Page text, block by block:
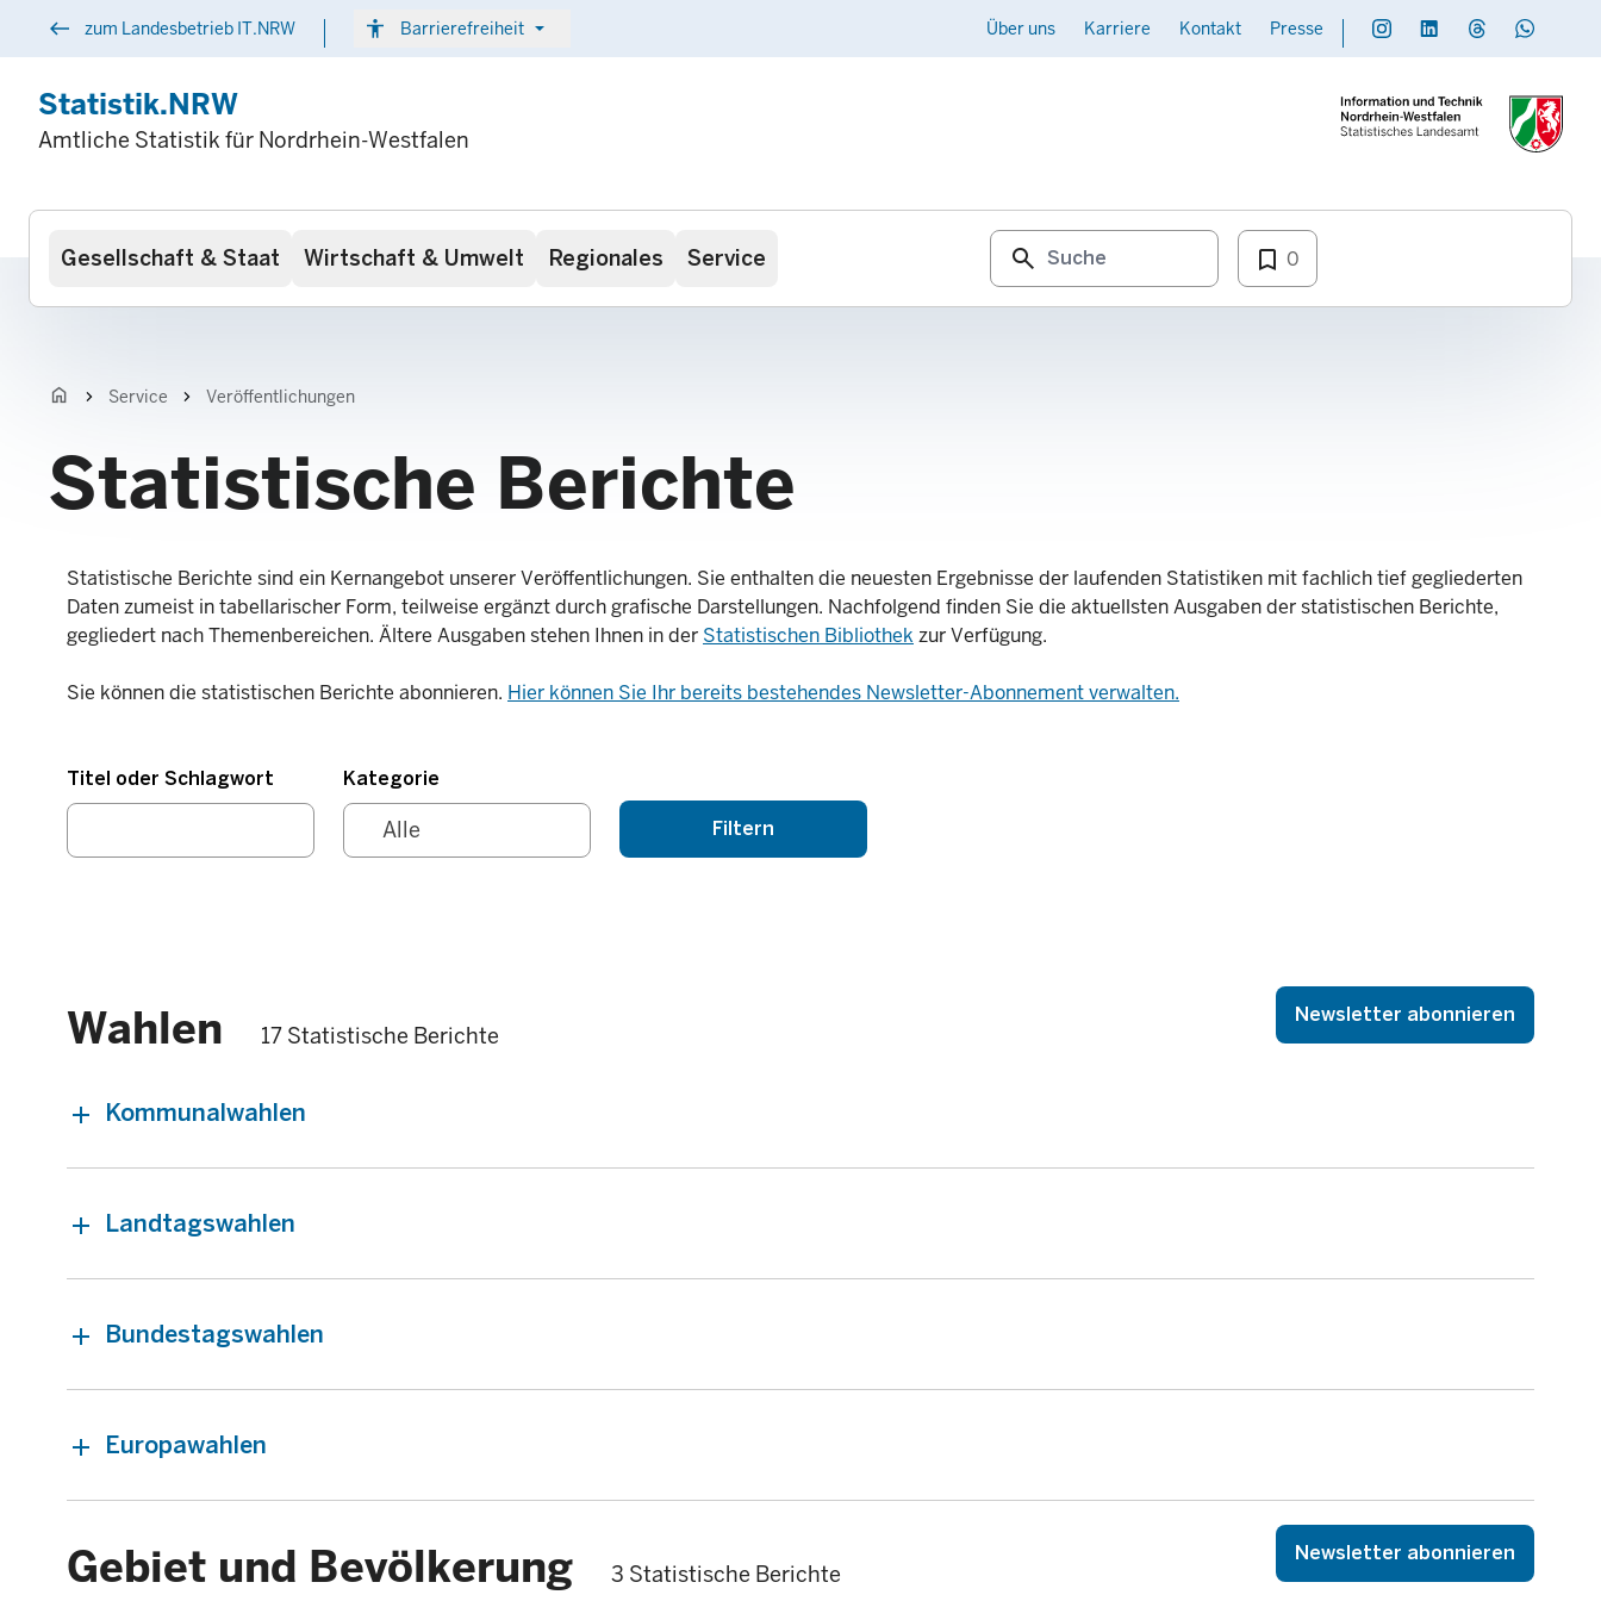
west zum Landesbetrieb IT.NRW accessibility Barrierefreiheit arrow_drop_down Kontakt
Über uns Karriere Kontakt Presse Social
Statistik.NRW
Amtliche Statistik für Nordrhein-Westfalen
Hauptnavigation
Gesellschaft & Staat Wirtschaft & Umwelt Regionales Service search bookmark_border 0
home chevron_right Service chevron_right Veröffentlichungen
Statistische Berichte
Statistische Berichte sind ein Kernangebot unserer Veröffentlichungen. Sie enthalten die neuesten Ergebnisse der laufenden Statistiken mit fachlich tief gegliederten
Daten zumeist in tabellarischer Form, teilweise ergänzt durch grafische Darstellungen. Nachfolgend finden Sie die aktuellsten Ausgaben der statistischen Berichte,
gegliedert nach Themenbereichen. Ältere Ausgaben stehen Ihnen in der Statistischen Bibliothek zur Verfügung.
Sie können die statistischen Berichte abonnieren. Hier können Sie Ihr bereits bestehendes Newsletter-Abonnement verwalten.
Titel oder Schlagwort Kategorie
Wahlen 17 Statistische Berichte
Newsletter abonnieren
Kommunalwahlen
Landtagswahlen
Bundestagswahlen
Europawahlen
Gebiet und Bevölkerung 3 Statistische Berichte
Newsletter abonnieren